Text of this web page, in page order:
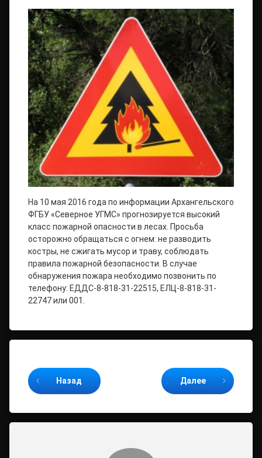
На 10 мая 2016 года по информации Архангельского
ФГБУ «Северное УГМС» прогнозируется высокий
класс пожарной опасности в лесах. Просьба
осторожно обращаться с огнем: не разводить
костры, не сжигать мусор и траву, соблюдать
правила пожарной безопасности. В случае
обнаружения пожара необходимо позвонить по
телефону: ЕДДС-8-818-31-22515, ЕЛЦ-8-818-31-
22747 или 001.
Назад Далее